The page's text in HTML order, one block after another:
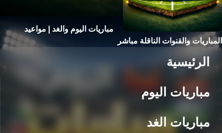
مباريات اليوم والغد | مواعيد
المباريات والقنوات الناقلة مباشر
الرئيسية
مباريات اليوم
مباريات الغد